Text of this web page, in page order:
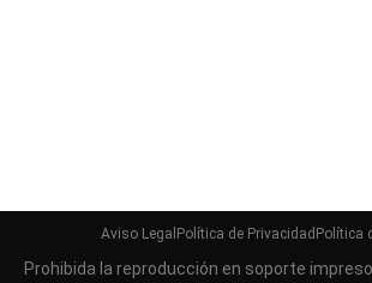
Prohibida la reproducción en soporte
Aviso Legal Política de Privacidad Política